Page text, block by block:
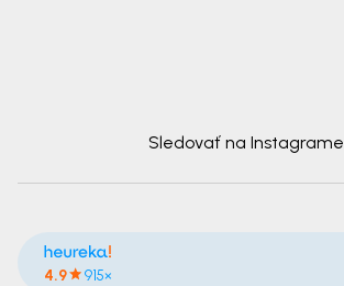
Sledovať na Instagrame
4.9 915×